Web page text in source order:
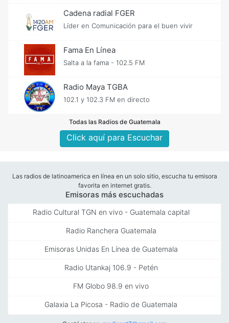
Cadena radial FGER
Líder en Comunicación para el buen vivir
Fama En Línea
Salta a la fama - 102.5 FM
Radio Maya TGBA
102.1 y 102.3 FM en directo
Todas las Radios de Guatemala
Click aquí para Escuchar
Las radios de latinoamerica en línea en un solo sitio, escucha tu emisora
favorita en internet gratis.
Emisoras más escuchadas
Radio Cultural TGN en vivo - Guatemala capital
Radio Ranchera Guatemala
Emisoras Unidas En Línea de Guatemala
Radio Utankaj 106.9 - Petén
FM Globo 98.9 en vivo
Galaxia La Picosa - Radio de Guatemala